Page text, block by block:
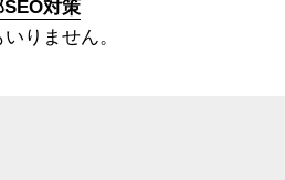
SEO対策
りません。